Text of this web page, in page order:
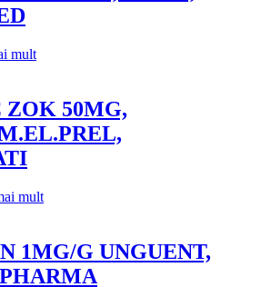
mult
ZOK 50MG,
mult
1MG/G UNGUENT,